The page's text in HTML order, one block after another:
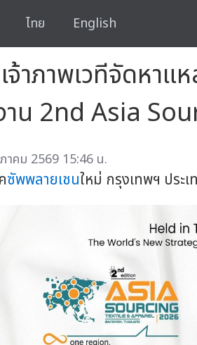
ไทย English
จ้าภาพเวทีจัดหา
าน 2nd Asia
าคม 2569 15:46 น.
ซัพพลายเชนใหม่ กรุงเทพฯ ปร